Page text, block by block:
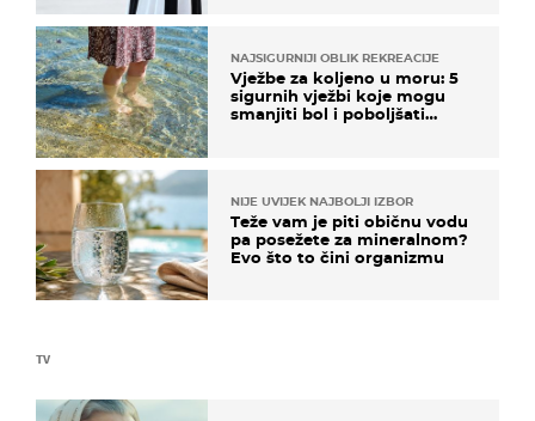
TV
NAJSIGURNIJI OBLIK REKREACIJE
Vježbe za koljeno u moru: 5
sigurnih vježbi koje mogu
smanjiti bol i poboljšati
NIJE UVIJEK NAJBOLJI IZBOR
Teže vam je piti običnu vodu
pa posežete za mineralnom?
Evo što to čini organizmu